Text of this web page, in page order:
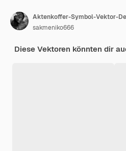
sakmeniko666
Diese Vektoren könnten dir